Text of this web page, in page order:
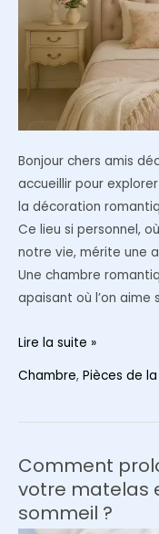
Bonjour chers amis
accueillir pour
la décoration
Ce lieu si personnel,
notre vie, mérite une
Une chambre
apaisant où l’on aime
Décoration
un
d’Amour
Qui
Lire la suite »
Chambre, Pièces de
Comment
votre matelas
sommeil ?